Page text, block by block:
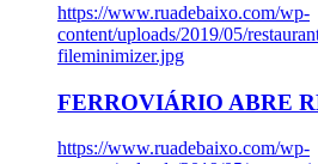
https://www.ruadebaixo.com/wp-
content/uploads/2019/05/
fileminimizer.jpg
FERROVIÁRIO ABRE
https://www.ruadebaixo.com/wp-